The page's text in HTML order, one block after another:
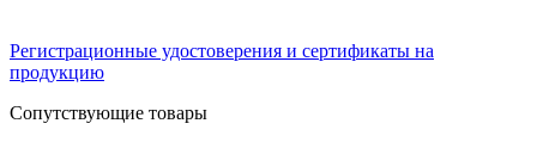
Регистрационные удостоверения и сертификаты на
продукцию
Сопутствующие товары